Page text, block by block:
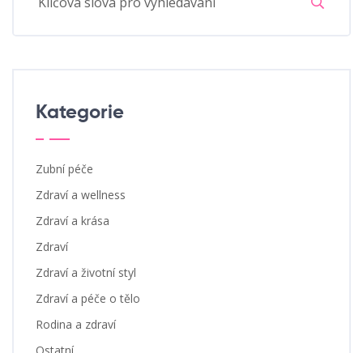
Kategorie
Zubní péče
Zdraví a wellness
Zdraví a krása
Zdraví
Zdraví a životní styl
Zdraví a péče o tělo
Rodina a zdraví